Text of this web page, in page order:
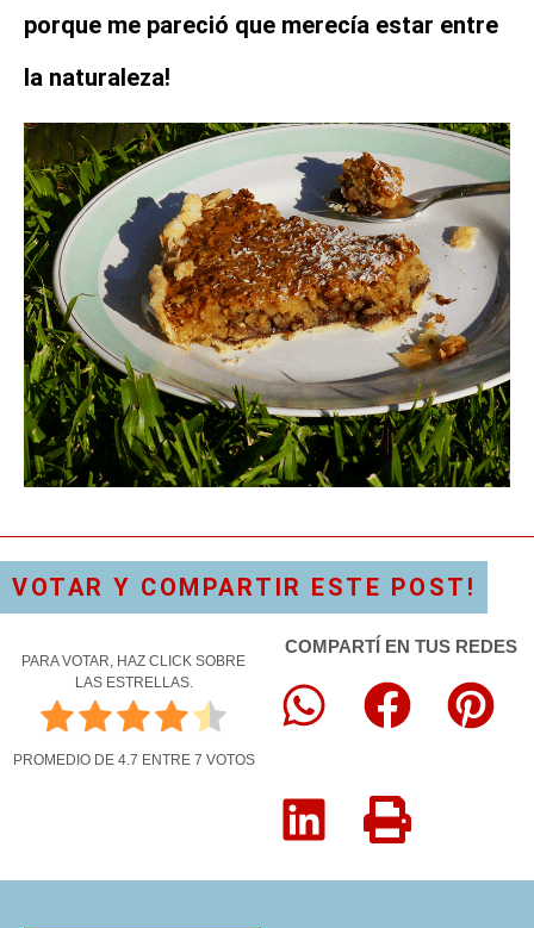
porque me pareció que merecía estar entre
la naturaleza!
VOTAR Y COMPARTIR ESTE POST!
PARA VOTAR, HAZ CLICK SOBRE
LAS ESTRELLAS.
PROMEDIO DE 4.7 ENTRE 7 VOTOS
COMPARTÍ EN TUS REDES